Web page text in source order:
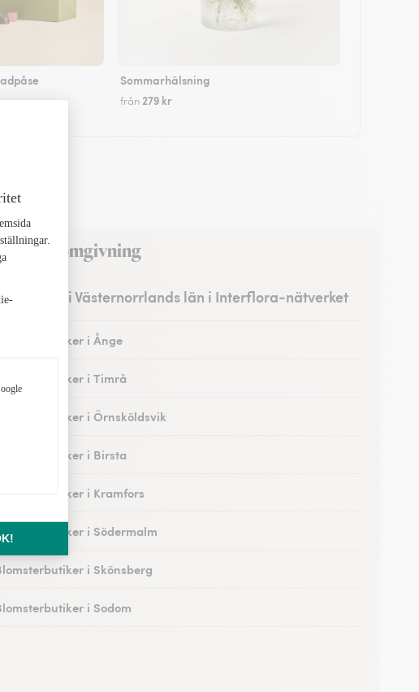
Sommarhälsning
från 279 kr
med omgivning
i Västernorrlands län i Interflora-nätverket
Blomsterbutiker i Ånge
Blomsterbutiker i Timrå
Blomsterbutiker i Örnsköldsvik
Blomsterbutiker i Birsta
Blomsterbutiker i Kramfors
i Södermalm
i Skönsberg
i Sodom